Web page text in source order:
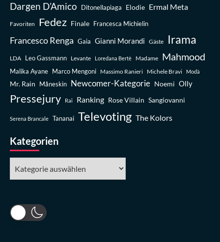
Dargen D’Amico Ditonellapiaga Elodie Ermal Meta
Favoriten Fedez Finale Francesca Michielin
Francesco Renga Gaia Gianni Morandi Gäste Irama
LDA Leo Gassmann Levante Loredana Bertè Madame Mahmood
Malika Ayane Marco Mengoni Massimo Ranieri Michele Bravi Modà
Mr. Rain Måneskin Newcomer-Kategorie Noemi Olly
Pressejury Rai Ranking Rose Villain Sangiovanni
Serena Brancale Tananai Televoting The Kolors
Kategorien